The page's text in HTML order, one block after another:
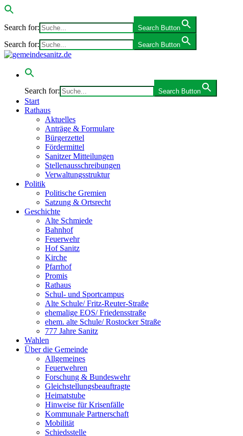
Search for: Search Button
Search for: Search Button
Search for: Search Button
Start
Rathaus
Aktuelles
Anträge & Formulare
Bürgerzettel
Fördermittel
Sanitzer Mitteilungen
Stellenausschreibungen
Verwaltungsstruktur
Politik
Politische Gremien
Satzung & Ortsrecht
Geschichte
Alte Schmiede
Bahnhof
Feuerwehr
Hof Sanitz
Kirche
Pfarrhof
Promis
Rathaus
Schul- und Sportcampus
Alte Schule/ Fritz-Reuter-Straße
ehemalige EOS/ Friedensstraße
ehem. alte Schule/ Rostocker Straße
777 Jahre Sanitz
Wahlen
Über die Gemeinde
Allgemeines
Feuerwehren
Forschung & Bundeswehr
Gleichstellungsbeauftragte
Heimatstube
Hinweise für Krisenfälle
Kommunale Partnerschaft
Mobilität
Schiedsstelle